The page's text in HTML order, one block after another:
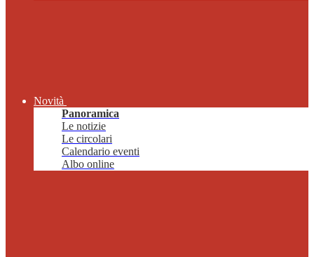
Novità
Panoramica
Le notizie
Le circolari
Calendario eventi
Albo online